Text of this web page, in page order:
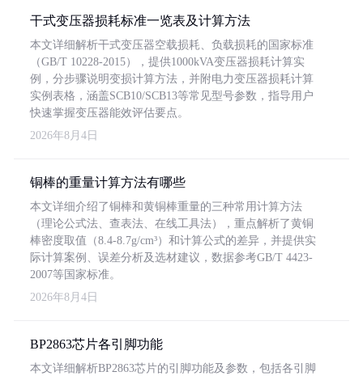
干式变压器损耗标准一览表及计算方法
本文详细解析干式变压器空载损耗、负载损耗的国家标准
（GB/T 10228-2015），提供1000kVA变压器损耗计算实
例，分步骤说明变损计算方法，并附电力变压器损耗计算
实例表格，涵盖SCB10/SCB13等常见型号参数，指导用户
快速掌握变压器能效评估要点。
2026年8月4日
铜棒的重量计算方法有哪些
本文详细介绍了铜棒和黄铜棒重量的三种常用计算方法
（理论公式法、查表法、在线工具法），重点解析了黄铜
棒密度取值（8.4-8.7g/cm³）和计算公式的差异，并提供实
际计算案例、误差分析及选材建议，数据参考GB/T 4423-
2007等国家标准。
2026年8月4日
BP2863芯片各引脚功能
本文详细解析BP2863芯片的引脚功能及参数，包括各引脚